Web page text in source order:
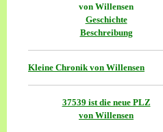
von Willensen
Geschichte
Beschreibung
Kleine Chronik von Willensen
37539 ist die neue PLZ
von Willensen